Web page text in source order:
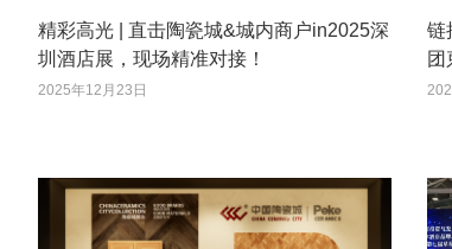
精彩高光 | 直击陶瓷城&城内商户in2025深
圳酒店展，现场精准对接！
2025年12月23日
链
团